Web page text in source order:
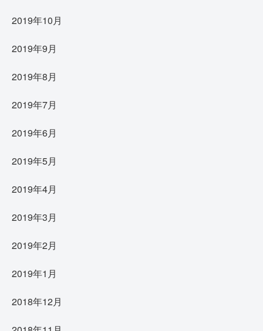
2019年10月
2019年9月
2019年8月
2019年7月
2019年6月
2019年5月
2019年4月
2019年3月
2019年2月
2019年1月
2018年12月